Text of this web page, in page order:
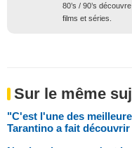
80’s / 90’s
films et séries.
Sur le même
"C'est l'une des
Tarantino a fait